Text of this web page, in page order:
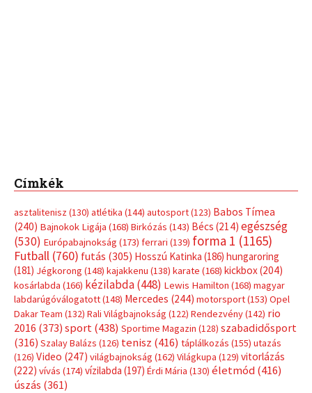
Címkék
asztalitenisz (130) atlétika (144) autosport(123) Babos Tímea
(240) Bajnokok Ligája (168) Birkózás (143) Bécs (214) egészség
(530) Európabajnokság (173) ferrari (139) forma 1 (1165)
Futball (760) futás (305) Hosszú Katinka (186) hungaroring
(181) Jégkorong (148) kajakkenu (138) karate (168) kickbox(204)
kosárlabda (166) kézilabda(448) Lewis Hamilton (168) magyar
labdarúgóválogatott(148) Mercedes (244) motorsport(153) Opel
Dakar Team (132) Rali Világbajnokság (122) Rendezvény(142) rio
2016 (373) sport(438) Sportime Magazin (128) szabadidősport
(316) Szalay Balázs (126) tenisz (416) táplálkozás (155) utazás
(126) Video (247) világbajnokság (162) Világkupa (129) vitorlázás
(222) vívás (174) vízilabda (197) Érdi Mária (130) életmód(416)
úszás (361)